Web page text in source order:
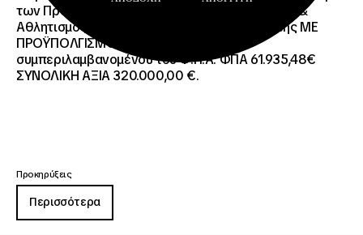
των Προγραμμάτων Erasmus+/Τομέας Νεολαία &
Αθλητισμός και Ευρωπαϊκό Σώμα Αλληλεγγύης ΜΕ
ΠΡΟΫΠΟΛΓΙΣΜΟ:258.064,52 € μη
συμπεριλαμβανομένου του Φ.Π.Α. ΦΠΑ 61.935,48€
ΣΥΝΟΛΙΚΗ ΑΞΙΑ 320.000,00 €.
Προκηρύξεις
Περισσότερα